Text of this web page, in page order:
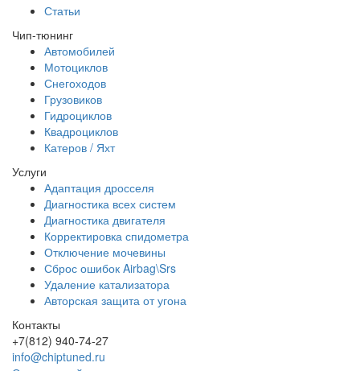
Статьи
Чип-тюнинг
Автомобилей
Мотоциклов
Снегоходов
Грузовиков
Гидроциклов
Квадроциклов
Катеров / Яхт
Услуги
Адаптация дросселя
Диагностика всех систем
Диагностика двигателя
Корректировка спидометра
Отключение мочевины
Сброс ошибок Airbag\Srs
Удаление катализатора
Авторская защита от угона
Контакты
+7(812) 940-74-27
info@chiptuned.ru